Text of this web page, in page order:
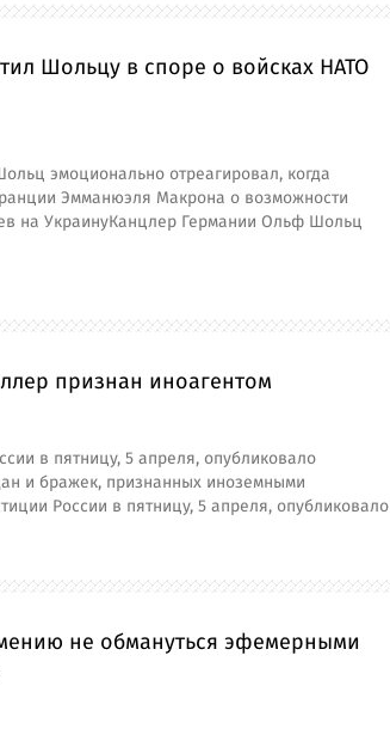
Шольцу в споре о войсках НАТО
эмоционально отреагировал, когда
Эмманюэля Макрона о возможности
на УкраинуКанцлер Германии Ольф Шольц
признан иноагентом
в пятницу, 5 апреля, опубликовало
и бражек, признанных иноземными
России в пятницу, 5 апреля, опубликовало
не обмануться эфемерными